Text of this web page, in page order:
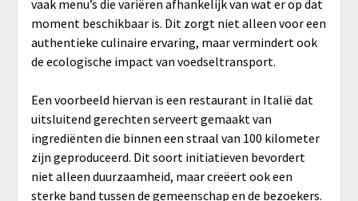
vaak menu’s die variëren afhankelijk van wat er op dat
moment beschikbaar is. Dit zorgt niet alleen voor een
authentieke culinaire ervaring, maar vermindert ook
de ecologische impact van voedseltransport.
Een voorbeeld hiervan is een restaurant in Italië dat
uitsluitend gerechten serveert gemaakt van
ingrediënten die binnen een straal van 100 kilometer
zijn geproduceerd. Dit soort initiatieven bevordert
niet alleen duurzaamheid, maar creëert ook een
sterke band tussen de gemeenschap en de bezoekers.